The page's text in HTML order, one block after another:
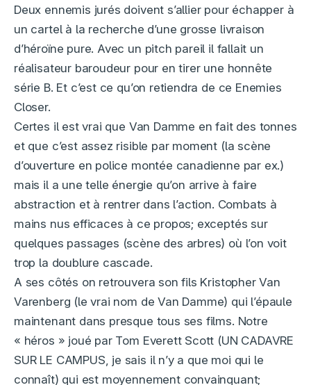
Deux ennemis jurés doivent s’allier pour échapper à
un cartel à la recherche d’une grosse livraison
d’héroïne pure. Avec un pitch pareil il fallait un
réalisateur baroudeur pour en tirer une honnête
série B. Et c’est ce qu’on retiendra de ce Enemies
Closer.
Certes il est vrai que Van Damme en fait des tonnes
et que c’est assez risible par moment (la scène
d’ouverture en police montée canadienne par ex.)
mais il a une telle énergie qu’on arrive à faire
abstraction et à rentrer dans l’action. Combats à
mains nus efficaces à ce propos; exceptés sur
quelques passages (scène des arbres) où l’on voit
trop la doublure cascade.
A ses côtés on retrouvera son fils Kristopher Van
Varenberg (le vrai nom de Van Damme) qui l’épaule
maintenant dans presque tous ses films. Notre
« héros » joué par Tom Everett Scott (UN CADAVRE
SUR LE CAMPUS, je sais il n’y a que moi qui le
connaît) qui est moyennement convainquant;